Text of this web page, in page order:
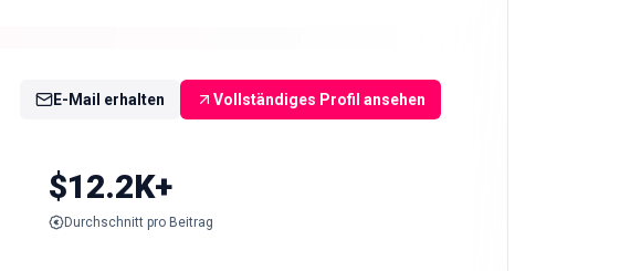
E-Mail erhalten Vollständiges Profil ansehen
$12.2K+
Durchschnitt pro Beitrag